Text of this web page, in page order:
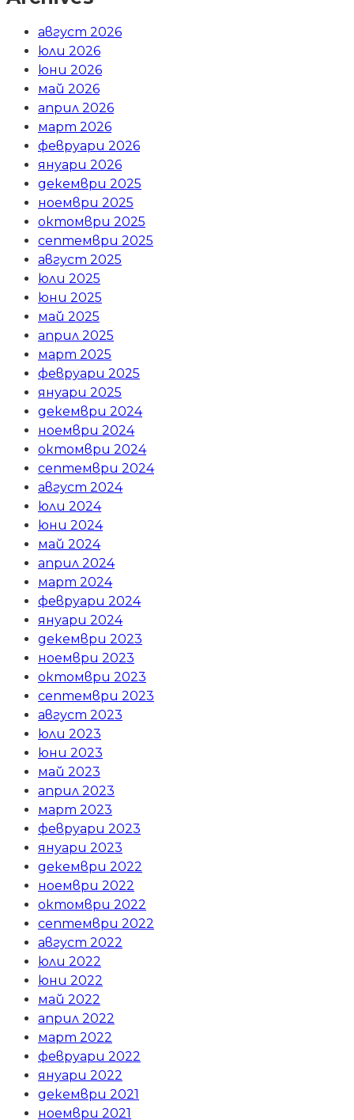
август 2026
юли 2026
юни 2026
май 2026
април 2026
март 2026
февруари 2026
януари 2026
декември 2025
ноември 2025
октомври 2025
септември 2025
август 2025
юли 2025
юни 2025
май 2025
април 2025
март 2025
февруари 2025
януари 2025
декември 2024
ноември 2024
октомври 2024
септември 2024
август 2024
юли 2024
юни 2024
май 2024
април 2024
март 2024
февруари 2024
януари 2024
декември 2023
ноември 2023
октомври 2023
септември 2023
август 2023
юли 2023
юни 2023
май 2023
април 2023
март 2023
февруари 2023
януари 2023
декември 2022
ноември 2022
октомври 2022
септември 2022
август 2022
юли 2022
юни 2022
май 2022
април 2022
март 2022
февруари 2022
януари 2022
декември 2021
ноември 2021